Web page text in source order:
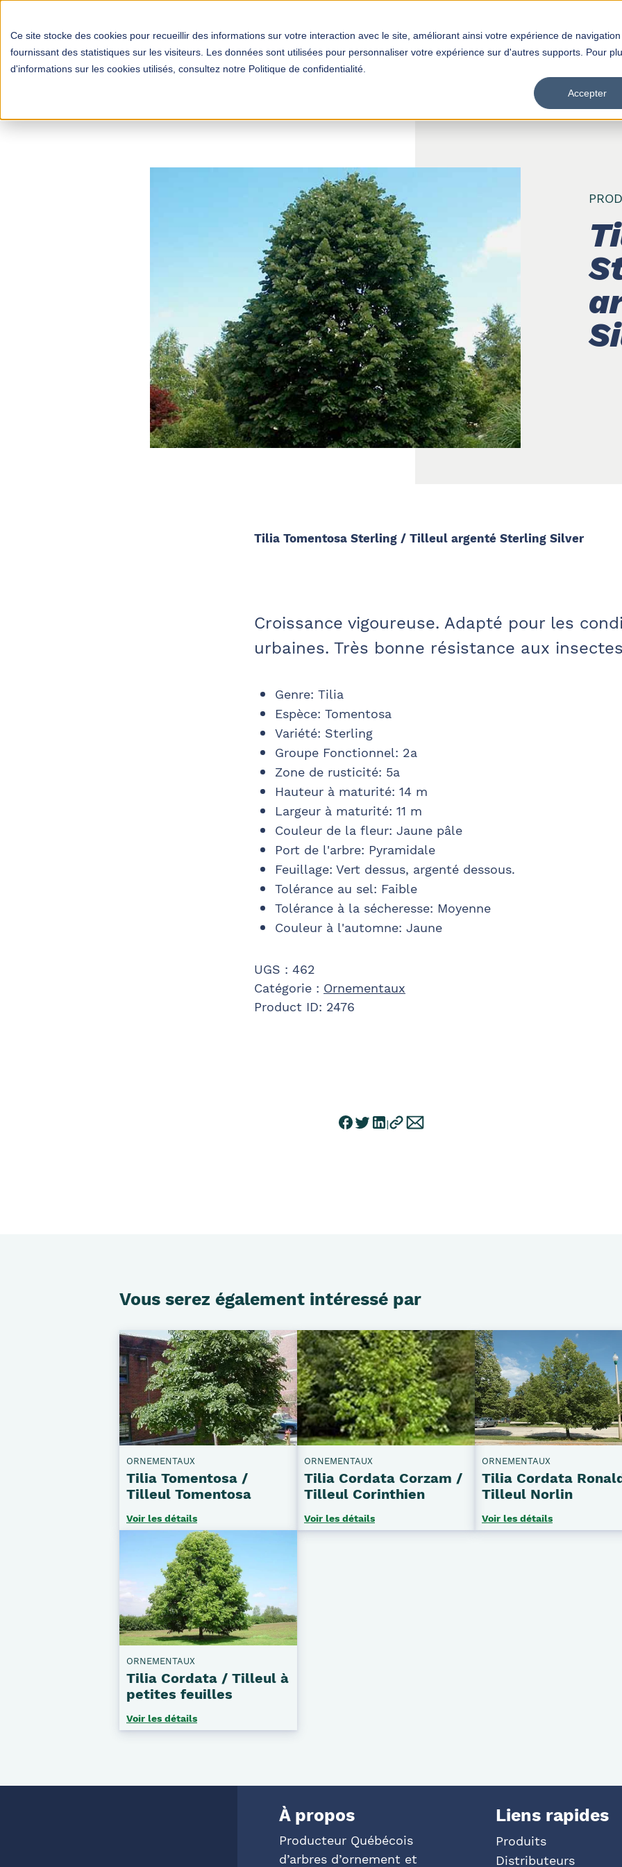
Ce site stocke des cookies pour recueillir des informations sur votre interaction avec le site, améliorant ainsi votre expérience de
fournissant des statistiques sur les visiteurs. Les données sont utilisées pour personnaliser votre expérience sur d'autres supports. Pour
d'informations sur les cookies utilisés, consultez notre Politique de confidentialité.
Accepter
ProduitsDistributeurs
Tilia Tomentosa Sterling / Tilleul argenté Sterling Silver
Croissance vigoureuse. Adapté pour les
urbaines. Très bonne résistance aux
Genre: Tilia
Espèce: Tomentosa
Variété: Sterling
Groupe Fonctionnel: 2a
Zone de rusticité: 5a
Hauteur à maturité: 14 m
Largeur à maturité: 11 m
Couleur de la fleur: Jaune pâle
Port de l'arbre: Pyramidale
Feuillage: Vert dessus, argenté dessous.
Tolérance au sel: Faible
Tolérance à la sécheresse: Moyenne
Couleur à l'automne: Jaune
UGS : 462
Catégorie : Ornementaux
Product ID: 2476
Vous serez également intéressé par
ORNEMENTAUX
Tilia Tomentosa /
Tilleul Tomentosa
Voir les détails
ORNEMENTAUX
Tilia Cordata Corzam /
Tilleul Corinthien
Voir les détails
ORNEMENTAUX
Tilia Cordata
Tilleul Norlin
Voir les détails
ORNEMENTAUX
Tilia Cordata / Tilleul à
petites feuilles
Voir les détails
À propos
Producteur Québécois
d’arbres d’ornement et
Liens rapides
Produits
Distributeurs